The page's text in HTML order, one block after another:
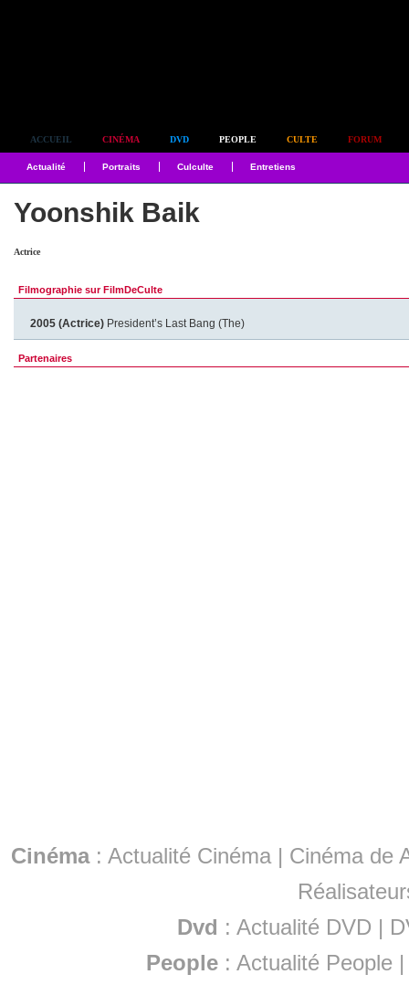
ACCUEIL CINÉMA DVD PEOPLE CULTE FORUM
Actualité Portraits Culculte Entretiens
Yoonshik Baik
Actrice
Filmographie sur FilmDeCulte
2005 (Actrice) President’s Last Bang (The)
Partenaires
Cinéma: Actualité Cinéma | Cinéma de
Dvd : Actualité DVD |
People :Actualité People